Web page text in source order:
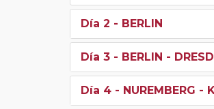
Día 2 - BERLIN
Día 3 - BERLIN -
Día 4 - NUREMBERG -